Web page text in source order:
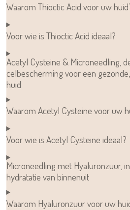
Waarom Thioctic Acid voor uw
Voor wie is Thioctic Acid ideaal?
Acetyl Cysteine & Microneedling,
celbescherming voor een
huid
Waarom Acetyl Cysteine voor uw
Voor wie is Acetyl Cysteine ideaal?
Microneedling met Hyaluronzuur,
hydratatie van binnenuit
Waarom Hyaluronzuur voor uw